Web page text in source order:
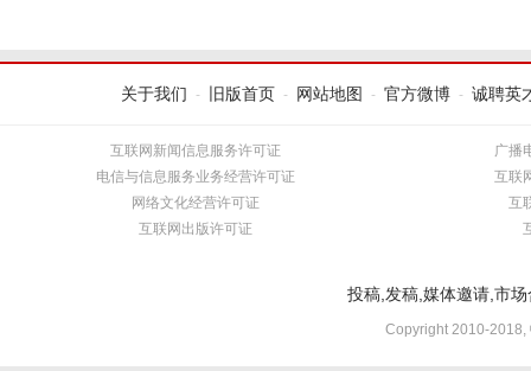
关于我们 - 旧版首页 - 网站地图 - 官方微博 - 诚聘英
互联网新闻信息服务许可证
电信与信息服务业务经营许可证
网络文化经营许可证
互联网出版许可证
广播
互联
互
投稿,发稿,媒体邀请,市
Copyright 2010-2018,